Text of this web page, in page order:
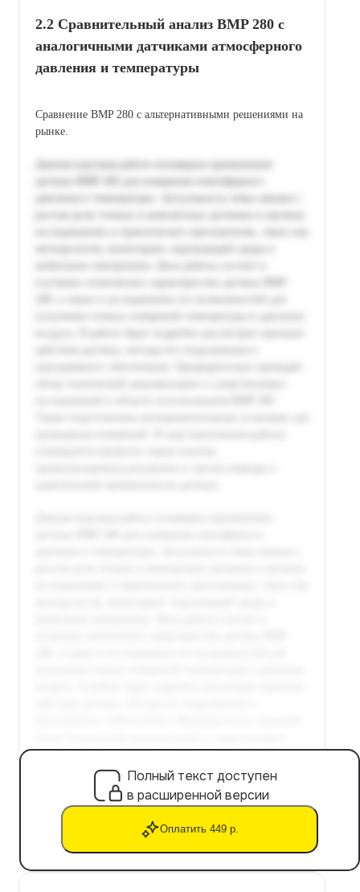
2.2 Сравнительный анализ BMP 280 с
аналогичными датчиками атмосферного
давления и температуры
Сравнение BMP 280 с альтернативными решениями на
рынке.
Полный текст доступен
в расширенной версии
Оплатить 449 р.